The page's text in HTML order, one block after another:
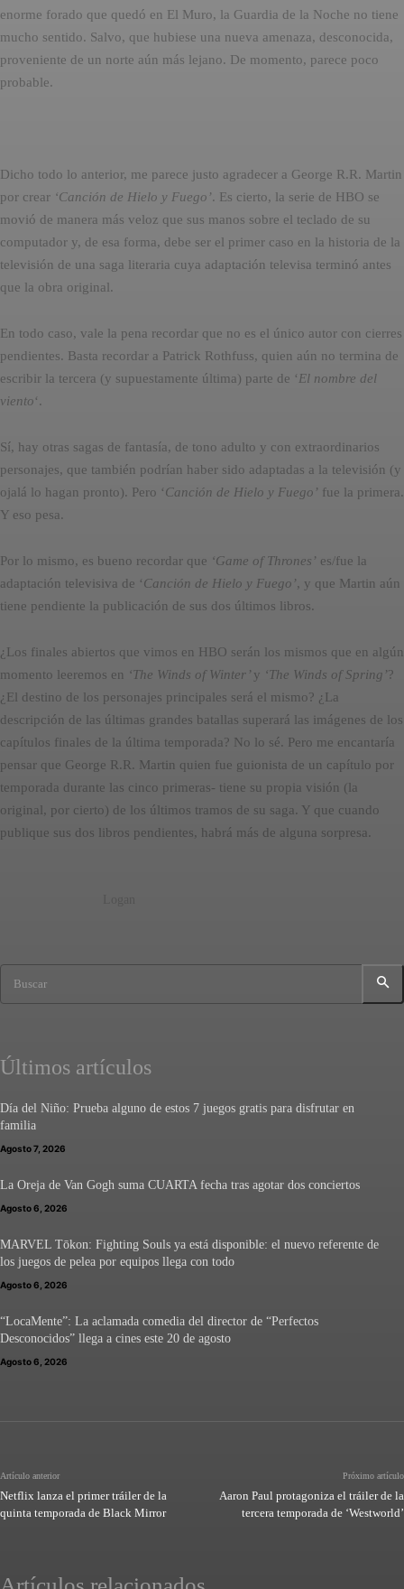
enorme forado que quedó en El Muro, la Guardia de la Noche no tiene
mucho sentido. Salvo, que hubiese una nueva amenaza, desconocida,
proveniente de un norte aún más lejano. De momento, parece poco
probable.
Dicho todo lo anterior, me parece justo agradecer a George R.R. Martin
por crear ‘Canción de Hielo y Fuego’. Es cierto, la serie de HBO se
movió de manera más veloz que sus manos sobre el teclado de su
computador y, de esa forma, debe ser el primer caso en la historia de la
televisión de una saga literaria cuya adaptación televisa terminó antes
que la obra original.
En todo caso, vale la pena recordar que no es el único autor con cierres
pendientes. Basta recordar a Patrick Rothfuss, quien aún no termina de
escribir la tercera (y supuestamente última) parte de ‘El nombre del
viento‘.
Sí, hay otras sagas de fantasía, de tono adulto y con extraordinarios
personajes, que también podrían haber sido adaptadas a la televisión (y
ojalá lo hagan pronto). Pero ‘Canción de Hielo y Fuego’ fue la primera.
Y eso pesa.
Por lo mismo, es bueno recordar que ‘Game of Thrones’ es/fue la
adaptación televisiva de ‘Canción de Hielo y Fuego’, y que Martin aún
tiene pendiente la publicación de sus dos últimos libros.
¿Los finales abiertos que vimos en HBO serán los mismos que en algún
momento leeremos en ‘The Winds of Winter’ y ‘The Winds of Spring’?
¿El destino de los personajes principales será el mismo? ¿La
descripción de las últimas grandes batallas superará las imágenes de los
capítulos finales de la última temporada? No lo sé. Pero me encantaría
pensar que George R.R. Martin quien fue guionista de un capítulo por
temporada durante las cinco primeras- tiene su propia visión (la
original, por cierto) de los últimos tramos de su saga. Y que cuando
publique sus dos libros pendientes, habrá más de alguna sorpresa.
Buscar
Últimos artículos
Día del Niño: Prueba alguno de estos 7 juegos gratis para disfrutar en
familia
Agosto 7, 2026
La Oreja de Van Gogh suma CUARTA fecha tras agotar dos conciertos
Agosto 6, 2026
MARVEL Tōkon: Fighting Souls ya está disponible: el nuevo referente de
los juegos de pelea por equipos llega con todo
Agosto 6, 2026
“LocaMente”: La aclamada comedia del director de “Perfectos
Desconocidos” llega a cines este 20 de agosto
Agosto 6, 2026
Artículo anterior
Netflix lanza el primer tráiler de la
quinta temporada de Black Mirror
Próximo artículo
Aaron Paul protagoniza el tráiler de la
tercera temporada de ‘Westworld’